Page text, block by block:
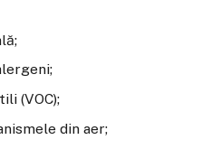
(VOC);
din aer;